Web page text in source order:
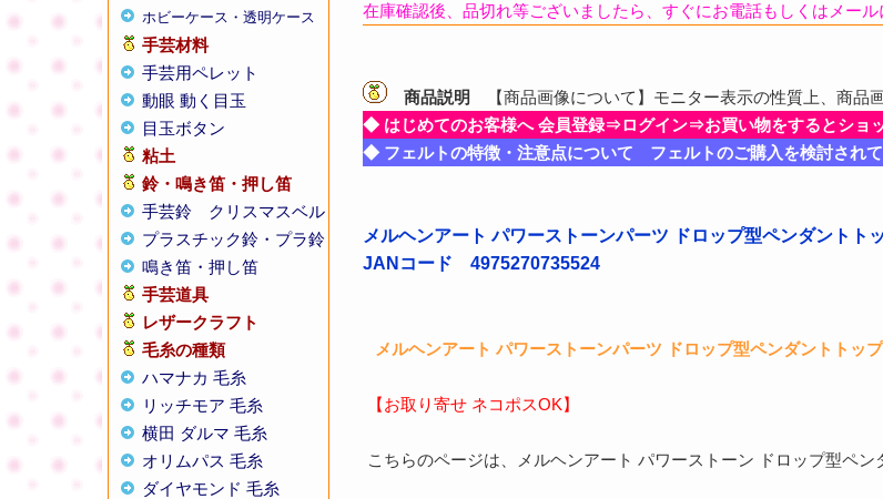
ホビーケース・透明ケース
手芸材料
手芸用ペレット
動眼 動く目玉
目玉ボタン
粘土
鈴・鳴き笛・押し笛
手芸鈴
クリスマスベル
プラスチック鈴・プラ鈴
鳴き笛・押し笛
手芸道具
レザークラフト
毛糸の種類
ハマナカ 毛糸
リッチモア 毛糸
横田 ダルマ 毛糸
オリムパス 毛糸
ダイヤモンド 毛糸
在庫確認後、品切れ等ございましたら、すぐにお電話もしくはメー
商品説明
【商品画像について】モニター表示の性質上、商品
◆ はじめてのお客様へ 会員登録⇒ログイン⇒お買い物をするとショ
◆ フェルトの特徴・注意点について フェルトのご購入を検討されて
メルヘンアート パワーストーンパーツ ドロップ型ペンダントト
JANコード 4975270735524
メルヘンアート パワーストーンパーツ ドロップ型ペンダントトッ
【お取り寄せ ネコポスOK】
こちらのページは、メルヘンアート パワーストーン ドロップ型ペン